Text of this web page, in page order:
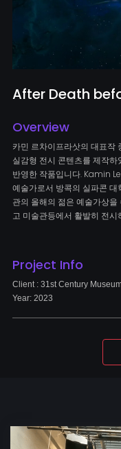
After Death
Overview
카민 르차이프라삿의 대표작
실감형 전시 콘텐츠를 제작
반영한 작품입니다. Kamin
예술가로서 방콕의 실파콘 대
관의 올해의 젊은 예술가상
고 미술관등에서 활발히 전시
Project Info
Client : 31st Century
Year: 2023